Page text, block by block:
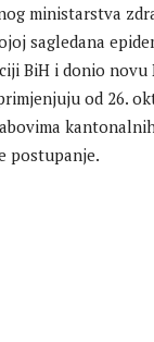
ministarstva
sagledana
BiH i donio novu
od 26.
postupanje.